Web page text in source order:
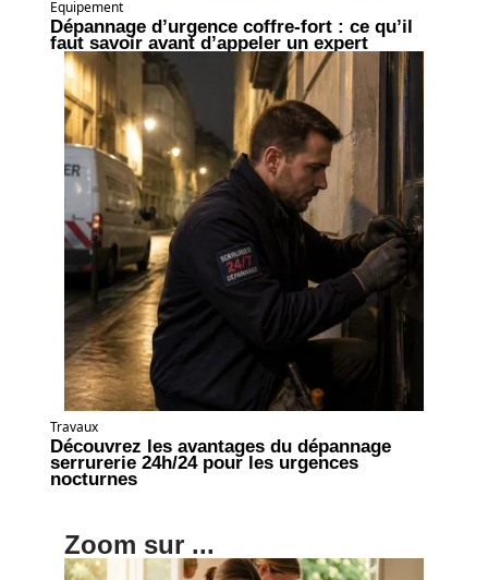
Equipement
Dépannage d’urgence coffre-fort : ce qu’il
faut savoir avant d’appeler un expert
Travaux
Découvrez les avantages du dépannage
serrurerie 24h/24 pour les urgences
nocturnes
Zoom sur ...